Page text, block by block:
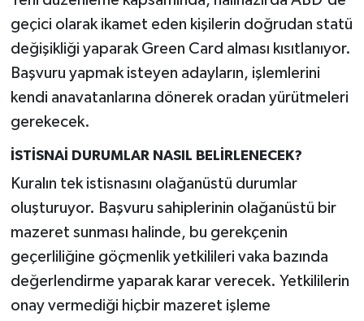
geçici olarak ikamet eden kişilerin doğrudan statü
değişikliği yaparak Green Card alması kısıtlanıyor.
Başvuru yapmak isteyen adayların, işlemlerini
kendi anavatanlarına dönerek oradan yürütmeleri
gerekecek.
İSTİSNAİ DURUMLAR NASIL BELİRLENECEK?
Kuralın tek istisnasını olağanüstü durumlar
oluşturuyor. Başvuru sahiplerinin olağanüstü bir
mazeret sunması halinde, bu gerekçenin
geçerliliğine göçmenlik yetkilileri vaka bazında
değerlendirme yaparak karar verecek. Yetkililerin
onay vermediği hiçbir mazeret işleme